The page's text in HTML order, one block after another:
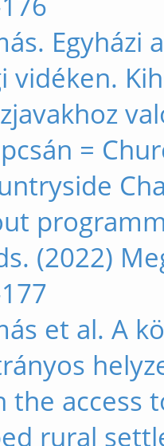
vidéken.
=
(2022)
et al. A
the access
rural